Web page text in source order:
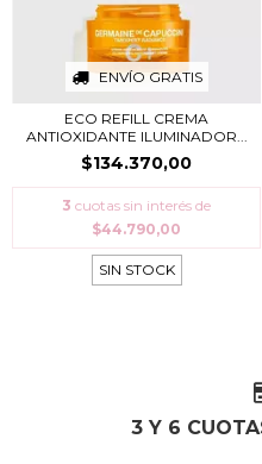
ENVÍO GRATIS
ECO REFILL CREMA
ANTIOXIDANTE ILUMINADOR...
$134.370,00
3 cuotas sin interés de
$44.790,00
SIN STOCK
3 Y 6